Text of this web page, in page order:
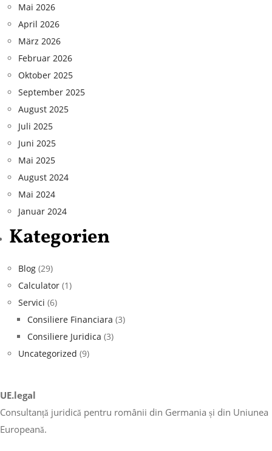
Mai 2026
April 2026
März 2026
Februar 2026
Oktober 2025
September 2025
August 2025
Juli 2025
Juni 2025
Mai 2025
August 2024
Mai 2024
Januar 2024
Kategorien
Blog (29)
Calculator (1)
Servici (6)
Consiliere Financiara (3)
Consiliere Juridica (3)
Uncategorized (9)
UE.legal
Consultanță juridică pentru românii din Germania și din Uniunea
Europeană.